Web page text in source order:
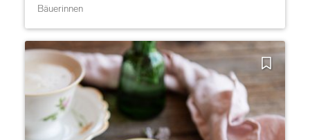
Bäuerinnen